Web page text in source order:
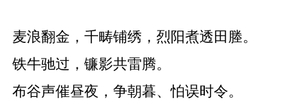
麦浪翻金，千畴铺绣，烈阳煮透田塍。
铁牛驰过，镰影共雷腾。
布谷声催昼夜，争朝暮、怕误时令。